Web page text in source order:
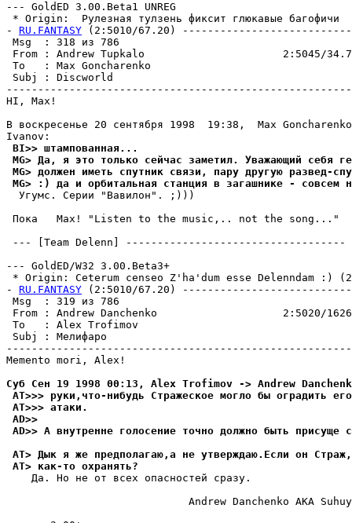
--- GoldED 3.00.Beta1 UNREG
* Origin:  Рулезная тулзень фиксит глюкавые
- RU.FANTASY (2:5010/67.20)
Msg  : 318
From : Andrew Tupkalo                      2:5045/
To   : Max Goncharenko
Subj :
HI, Max!
В воскресенье 20 сентября 1998  19:38,  Max
BI>> штампованная...
MG> Да, я это только сейчас заметил. Уважающий себя
MG> должен иметь спутник связи, пару другую pазвед-
MG> :) да и оpбитальная станция в загашнике - совсем
  Угyмс. Серии "Вавилон". ;)))
Пока   Max! "Listen to the music,.. not the song..."
--- [Team Delenn] -----------------------------------
--- GoldED/W32 3.00.Beta3+
* Origin: Ceterum censeo Z'ha'dum esse Delenndam :)
- RU.FANTASY (2:5010/67.20)
Msg  : 319
From : Andrew Danchenko                    2:5020/
To   : Alex Trofimov
Subj :
Memento mori, Alex!
Суб Сен 19 1998 00:13, Alex Trofimov -> Andrew
AT>>> руки,что-нибудь Стражеское могло бы оградить
AT>>> атаки.
AD>>
AD>> А внутренне голосение точно должно быть присуще
AT> Дык я же предполагаю,а не утвеpждаю.Если он
AT> как-то охpанять?
    Да. Но не от всех опасностей сразу.
                             Andrew Danchenko AKA Suhuy